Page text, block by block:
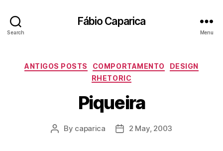
Search
Fábio Caparica
Menu
Categories
ANTIGOS POSTS COMPORTAMENTO
DESIGN
RHETORIC
Piqueira
Post
By caparica
Post2 May, 2003